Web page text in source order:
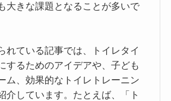
大きな課題となることが多いで
れている記事では、トイレタイ
するためのアイデアや、子ども
ム、効果的なトイレトレーニン
介しています。たとえば、「ト